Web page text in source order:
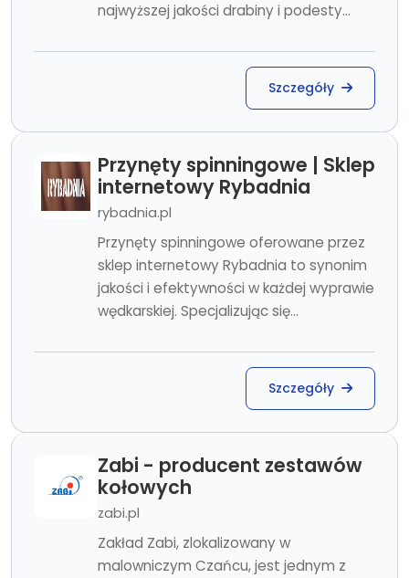
najwyższej jakości drabiny i podesty...
Szczegóły
Przynęty spinningowe | Sklep
internetowy Rybadnia
rybadnia.pl
Przynęty spinningowe oferowane przez
sklep internetowy Rybadnia to synonim
jakości i efektywności w każdej wyprawie
wędkarskiej. Specjalizując się...
Szczegóły
Zabi - producent zestawów
kołowych
zabi.pl
Zakład Zabi, zlokalizowany w
malowniczym Czańcu, jest jednym z